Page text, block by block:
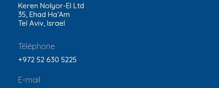
Keren Nolyor-El Ltd
35, Ehad Ha’Am
Tel Aviv, Israel
Téléphone
+972 52 630 5225
E-mail